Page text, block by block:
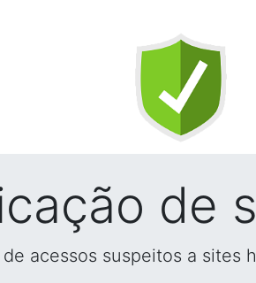
de
acessos suspeitos a sites